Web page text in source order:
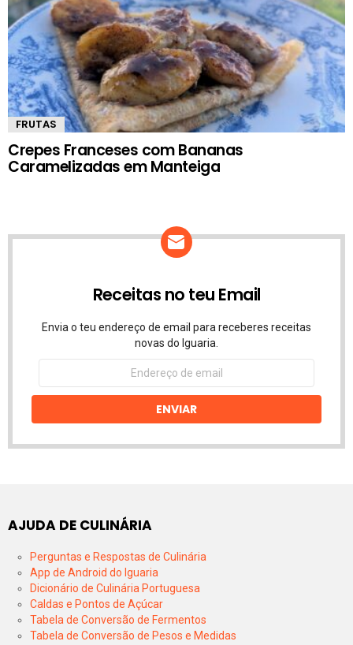
FRUTAS
Crepes Franceses com Bananas
Caramelizadas em Manteiga
Receitas no teu Email
Envia o teu endereço de email para receberes receitas
novas do Iguaria.
Endereço
email
ENVIAR
AJUDA DE CULINÁRIA
Perguntas e Respostas de Culinária
App de Android do Iguaria
Dicionário de Culinária Portuguesa
Caldas e Pontos de Açúcar
Tabela de Conversão de Fermentos
Tabela de Conversão de Pesos e Medidas